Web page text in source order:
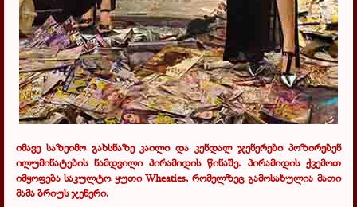
იმავე საზეიმო გახსნაზე კაილი და კენდალ ჯენერები პოზირებენ
ილუმინატების ნამდვილი პირამიდის წინაშე. პირამიდის ქვემოთ
იმყოფება საკულტო ყუთიWheaties, რომელზეც გამოსახულია მათი
მამა ბრიუს ჯენერი.